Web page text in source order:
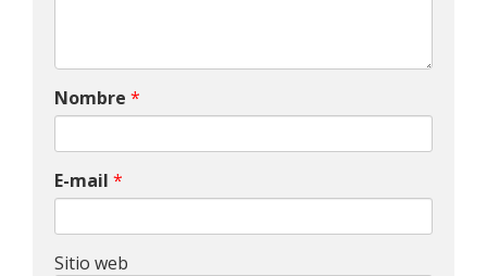
Nombre *
E-mail *
Sitio web